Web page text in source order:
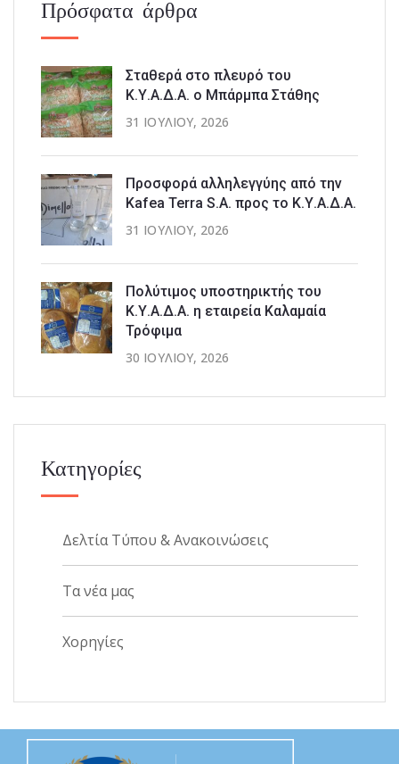
Πρόσφατα άρθρα
Σταθερά στο πλευρό του
Κ.Υ.Α.Δ.Α. ο Μπάρμπα Στάθης
31 ΙΟΥΛΊΟΥ, 2026
Προσφορά αλληλεγγύης από την
Kafea Terra S.A. προς το Κ.Υ.Α.Δ.Α.
31 ΙΟΥΛΊΟΥ, 2026
Πολύτιμος υποστηρικτής του
Κ.Υ.Α.Δ.Α. η εταιρεία Καλαμαία
Τρόφιμα
30 ΙΟΥΛΊΟΥ, 2026
Κατηγορίες
Δελτία Τύπου & Ανακοινώσεις
Τα νέα μας
Χορηγίες